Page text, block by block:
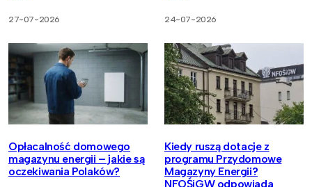
27-07-2026 24-07-2026
Opłacalność domowego
magazynu energii – jakie są
oczekiwania Polaków?
Kiedy ruszą dotacje z
programu Przydomowe
Magazyny Energii?
NFOŚiGW odpowiada